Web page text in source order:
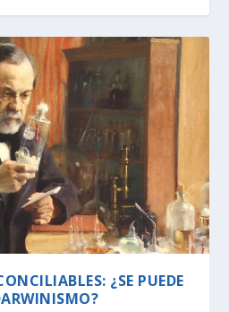
EL ÁRBOL DE LA
DARWIN:
BIOLÓGICA:
ANTINATURAL DEL
EH, ESPERA UN
¿SE PUEDE